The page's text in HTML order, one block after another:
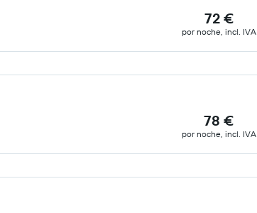
72 €
por noche, incl. IVA
78 €
por noche, incl. IVA